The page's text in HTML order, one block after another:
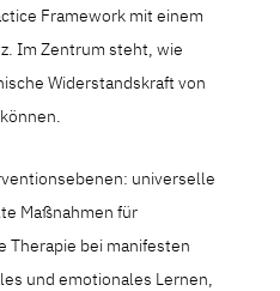
Framework mit einem
Im Zentrum steht, wie
Widerstandskraft von
universelle
Maßnahmen für
Therapie bei manifesten
und emotionales Lernen,